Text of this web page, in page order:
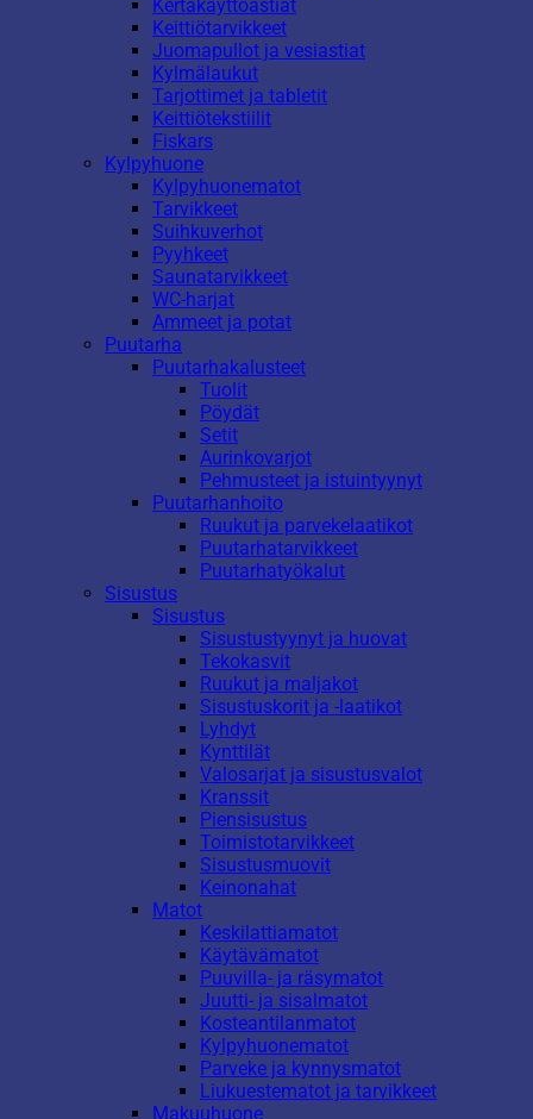
Kertakäyttöastiat
Keittiötarvikkeet
Juomapullot ja vesiastiat
Kylmälaukut
Tarjottimet ja tabletit
Keittiötekstiilit
Fiskars
Kylpyhuone
Kylpyhuonematot
Tarvikkeet
Suihkuverhot
Pyyhkeet
Saunatarvikkeet
WC-harjat
Ammeet ja potat
Puutarha
Puutarhakalusteet
Tuolit
Pöydät
Setit
Aurinkovarjot
Pehmusteet ja istuintyynyt
Puutarhanhoito
Ruukut ja parvekelaatikot
Puutarhatarvikkeet
Puutarhatyökalut
Sisustus
Sisustus
Sisustustyynyt ja huovat
Tekokasvit
Ruukut ja maljakot
Sisustuskorit ja -laatikot
Lyhdyt
Kynttilät
Valosarjat ja sisustusvalot
Kranssit
Piensisustus
Toimistotarvikkeet
Sisustusmuovit
Keinonahat
Matot
Keskilattiamatot
Käytävämatot
Puuvilla- ja räsymatot
Juutti- ja sisalmatot
Kosteantilanmatot
Kylpyhuonematot
Parveke ja kynnysmatot
Liukuestematot ja tarvikkeet
Makuuhuone